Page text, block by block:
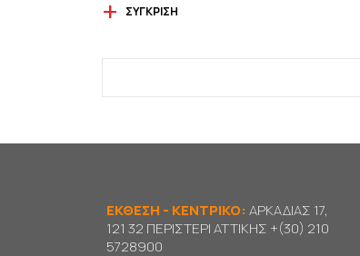
ΣΎΓΚΡΙΣΗ
ΕΚΘΕΣΗ - ΚΕΝΤΡΙΚΟ:ΑΡΚΑΔΙΑΣ 17,
121 32 ΠΕΡΙΣΤΕΡΙ ΑΤΤΙΚΗΣ +(30) 210
5728900